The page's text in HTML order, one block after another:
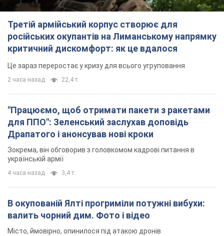
Третій армійський корпус створює для
російських окупантів на Лиманському напрямку
критичний дискомфорт: як це вдалося
Це зараз переростає у кризу для всього угруповання
2 часа назад 22,4 т.
"Працюємо, щоб отримати пакети з ракетами
для ППО": Зеленський заслухав доповідь
Драпатого і анонсував нові кроки
Зокрема, він обговорив з головкомом кадрові питання в
українській армії
4 часа назад 3,4 т.
В окупованій Ялті прогриміли потужні вибухи:
валить чорний дим. Фото і відео
Місто, ймовірно, опинилося під атакою дронів